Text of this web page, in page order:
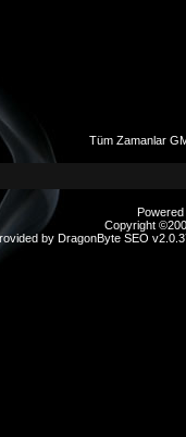
Tüm Zamanlar
Copyright
by DragonByte SEO